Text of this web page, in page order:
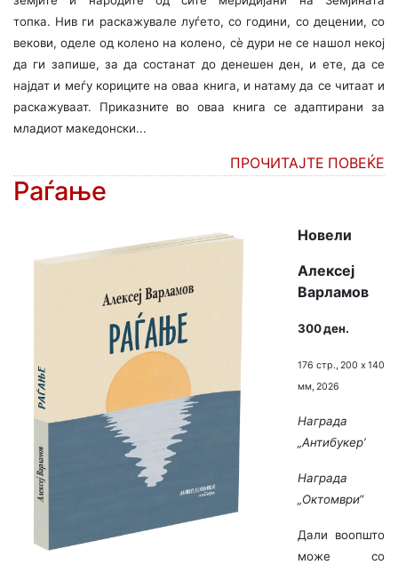
топка. Нив ги раскажувале луѓето, со години, со децении, со
векови, оделе од колено на колено, сѐ дури не се нашол некој
да ги запише, за да состанат до денешен ден, и ете, да се
најдат и меѓу кориците на оваа книга, и натаму да се читаат и
раскажуваат. Приказните во оваа книга се адаптирани за
младиот македонски...
ПРОЧИТАЈТЕ ПОВЕЌЕ
Раѓање
Новели
Алексеј
Варламов
300 ден.
176 стр., 200 х 140
мм, 2026
Награда
„Антибукер’
Награда
„Октомври“
Дали воопшто
може со